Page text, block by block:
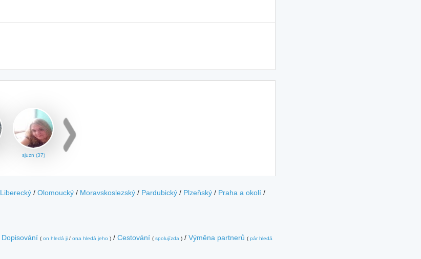
sjuzn (37)
Liberecký / Olomoucký / Moravskoslezský / Pardubický / Plzeňský / Praha a okolí /
Dopisování ( on hledá ji / ona hledá jeho ) / Cestování ( spolujízda ) / Výměna partnerů ( pár hledá